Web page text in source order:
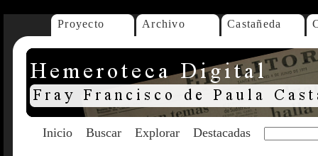
Proyecto Archivo Castañeda
Inicio Buscar Explorar Destacadas